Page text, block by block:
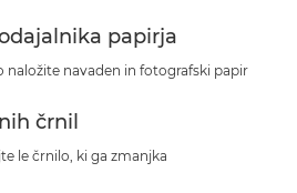
papirja
naložite navaden in fotografski papir
črnil
le črnilo, ki ga zmanjka